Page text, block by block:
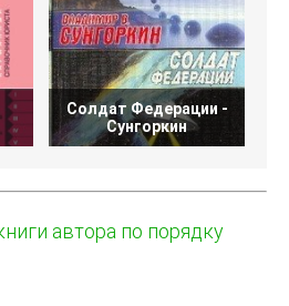
Солдат Федерации -
Сунгоркин
автора по порядку